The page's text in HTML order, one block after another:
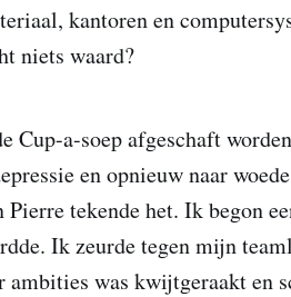
kantoren en
niets waard?
Cup-a-soep afgeschaft
en opnieuw naar
tekende het. Ik begon
Ik zeurde tegen mijn
ambities was kwijtgeraakt en